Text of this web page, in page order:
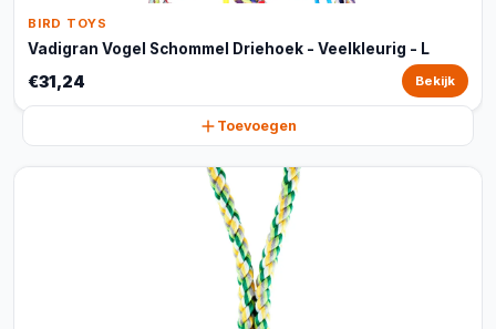
BIRD TOYS
Vadigran Vogel Schommel Driehoek - Veelkleurig - L
€31,24 Bekijk
Toevoegen